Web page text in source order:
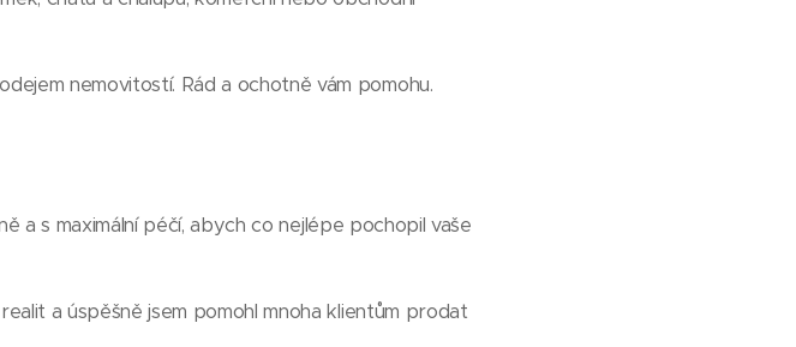
nemovitostí. Rád a ochotně vám pomohu.
a s maximální péčí, abych co nejlépe pochopil vaše
a úspěšně jsem pomohl mnoha klientům prodat